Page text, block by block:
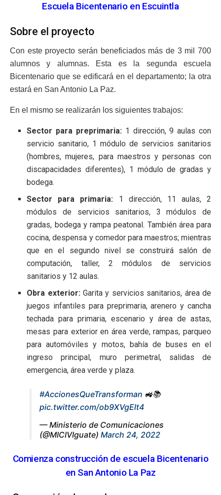
Escuela Bicentenario en Escuintla
Sobre el proyecto
Con este proyecto serán beneficiados más de 3 mil 700
alumnos y alumnas. Esta es la segunda escuela
Bicentenario que se edificará en el departamento; la otra
estará en San Antonio La Paz.
En el mismo se realizarán los siguientes trabajos:
Sector para preprimaria: 1 dirección, 9 aulas con
servicio sanitario, 1 módulo de servicios sanitarios
(hombres, mujeres, para maestros y personas con
discapacidades diferentes), 1 módulo de gradas y
bodega.
Sector para primaria: 1 dirección, 11 aulas, 2
módulos de servicios sanitarios, 3 módulos de
gradas, bodega y rampa peatonal. También área para
cocina, despensa y comedor para maestros; mientras
que en el segundo nivel se construirá salón de
computación, taller, 2 módulos de servicios
sanitarios y 12 aulas.
Obra exterior: Garita y servicios sanitarios, área de
juegos infantiles para preprimaria, arenero y cancha
techada para primaria, escenario y área de astas,
mesas para exterior en área verde, rampas, parqueo
para automóviles y motos, bahía de buses en el
ingreso principal, muro perimetral, salidas de
emergencia, área verde y plaza.
#AccionesQueTransforman 🚜📚
pic.twitter.com/ob9XVgElt4
— Ministerio de Comunicaciones
(@MICIVIguate) March 24, 2022
Comienza construcción de escuela Bicentenario
en San Antonio La Paz